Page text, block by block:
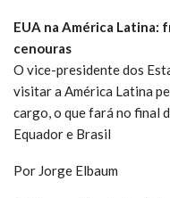
EUA na América Latina:
cenouras
O vice-presidente dos
visitar a América Latina
cargo, o que fará no final
Equador e Brasil
Por Jorge Elbaum